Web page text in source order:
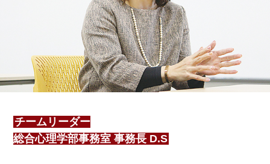
チームリーダー
総合心理学部事務室 事務長 D.S